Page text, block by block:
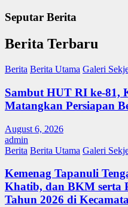
Seputar Berita
Berita Terbaru
Berita Berita Utama Galeri
Sambut HUT RI ke-81,
Matangkan Persiapan
August 6, 2026
admin
Berita Berita Utama Galeri
Kemenag Tapanuli
Khatib, dan BKM serta
Tahun 2026 di